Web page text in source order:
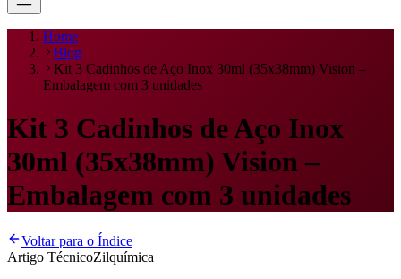
Home
Blog
Kit 3 Cadinhos de Aço Inox 30ml (35x38mm) Vision –
Embalagem com 3 unidades
Kit 3 Cadinhos de Aço Inox
30ml (35x38mm) Vision –
Embalagem com 3 unidades
Voltar para o Índice
Artigo TécnicoZilquímica